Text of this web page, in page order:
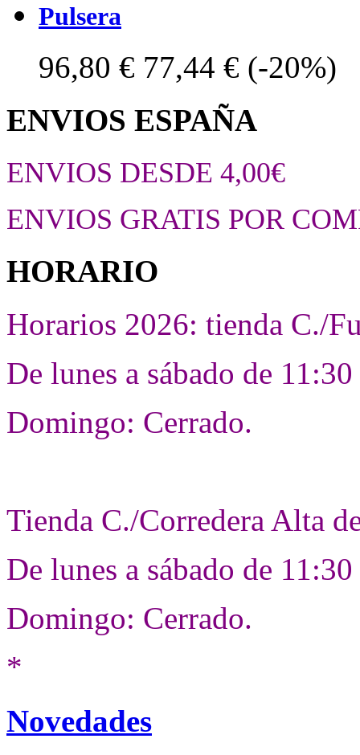
Pulsera
96,80 € 77,44 € (-20%)
ENVIOS ESPAÑA
ENVIOS DESDE 4,00€
ENVIOS GRATIS POR
HORARIO
Horarios 2026: tienda C./
De lunes a sábado de
Domingo: Cerrado.
Tienda C./Corredera Alta
De lunes a sábado de
Domingo: Cerrado.
*
Novedades